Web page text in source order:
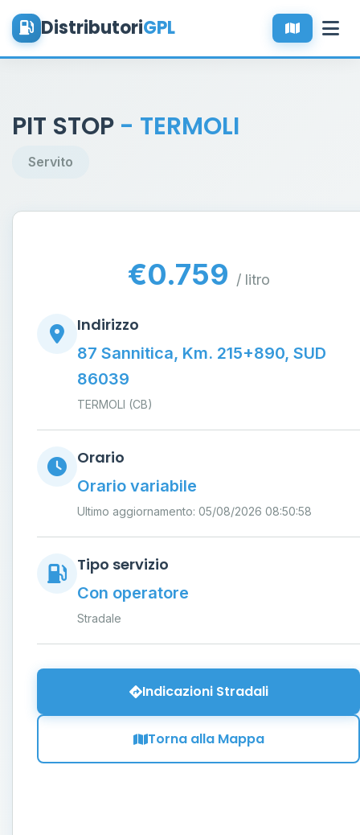
DistributoriGPL
PIT STOP - TERMOLI
Servito
€0.759 / litro
Indirizzo
87 Sannitica, Km. 215+890, SUD
86039
TERMOLI (CB)
Orario
Orario variabile
Ultimo aggiornamento: 05/08/2026 08:50:58
Tipo servizio
Con operatore
Stradale
Indicazioni Stradali
Torna alla Mappa